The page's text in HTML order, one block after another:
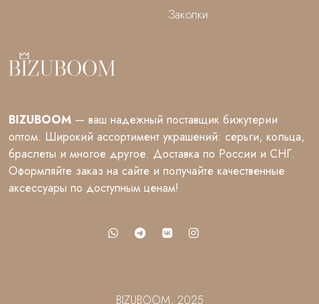
Заколки
BIZUBOOM — ваш надежный поставщик бижутерии
оптом. Широкий ассортимент украшений: серьги, кольца,
браслеты и многое другое. Доставка по России и СНГ.
Оформляйте заказ на сайте и получайте качественные
аксессуары по доступным ценам!
BIZUBOOM, 2025